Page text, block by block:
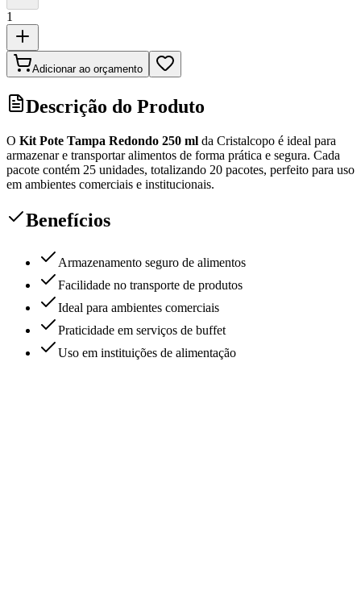
1
Adicionar ao orçamento
Descrição do Produto
O Kit Pote Tampa Redondo 250 ml da Cristalcopo é ideal para
armazenar e transportar alimentos de forma prática e segura. Cada
pacote contém 25 unidades, totalizando 20 pacotes, perfeito para uso
em ambientes comerciais e institucionais.
Benefícios
Armazenamento seguro de alimentos
Facilidade no transporte de produtos
Ideal para ambientes comerciais
Praticidade em serviços de buffet
Uso em instituições de alimentação